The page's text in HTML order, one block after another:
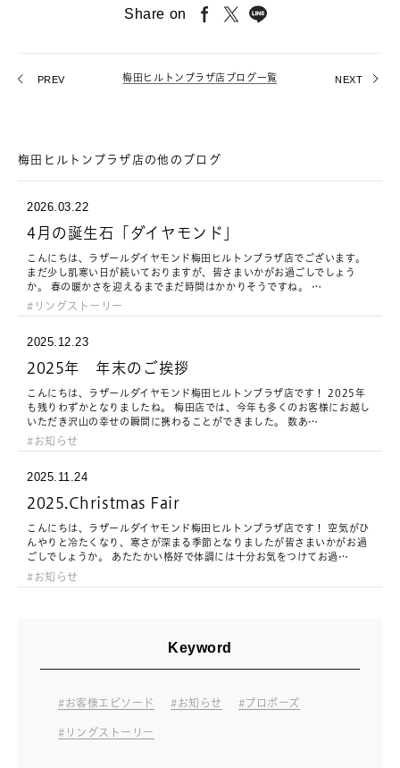
Share on
PREV 梅田ヒルトンプラザ店ブログ一覧 NEXT
梅田ヒルトンプラザ店の他のブログ
2026.03.22
4月の誕生石「ダイヤモンド」
こんにちは、ラザールダイヤモンド梅田ヒルトンプラザ店でございます。
まだ少し肌寒い日が続いておりますが、皆さまいかがお過ごしでしょう
か。 春の暖かさを迎えるまでまだ時間はかかりそうですね。 …
リングストーリー
2025.12.23
2025年 年末のご挨拶
こんにちは、ラザールダイヤモンド梅田ヒルトンプラザ店です！ 2025年
も残りわずかとなりましたね。 梅田店では、今年も多くのお客様にお越し
いただき沢山の幸せの瞬間に携わることができました。 数あ…
お知らせ
2025.11.24
2025.Christmas Fair
こんにちは、ラザールダイヤモンド梅田ヒルトンプラザ店です！ 空気がひ
んやりと冷たくなり、寒さが深まる季節となりましたが皆さまいかがお過
ごしでしょうか。 あたたかい格好で体調には十分お気をつけてお過…
お知らせ
Keyword
お客様エピソード お知らせ プロポーズ
リングストーリー